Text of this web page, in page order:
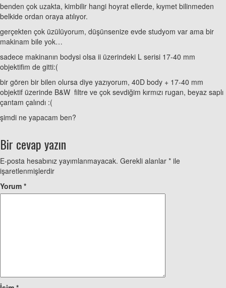
benden çok uzakta, kimbilir hangi hoyrat ellerde, kıymet bilinmeden
belkide ordan oraya atılıyor.
gerçekten çok üzülüyorum, düşünsenize evde studyom var ama bir
makinam bile yok…
sadece makinanın bodysi olsa ii üzerindeki L serisi 17-40 mm
objektifim de gitti:(
bir gören bir bilen olursa diye yazıyorum, 40D body + 17-40 mm
objektif üzerinde B&W filtre ve çok sevdiğim kırmızı rugan, beyaz saplı
çantam çalındı :(
şimdi ne yapacam ben?
Bir cevap yazın
E-posta hesabınız yayımlanmayacak. Gerekli alanlar * ile
işaretlenmişlerdir
Yorum *